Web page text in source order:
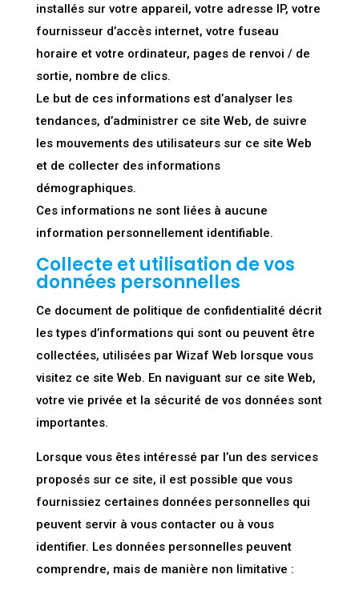
installés sur votre appareil, votre adresse IP, votre
fournisseur d’accès internet, votre fuseau
horaire et votre ordinateur, pages de renvoi / de
sortie, nombre de clics.
Le but de ces informations est d’analyser les
tendances, d’administrer ce site Web, de suivre
les mouvements des utilisateurs sur ce site Web
et de collecter des informations
démographiques.
Ces informations ne sont liées à aucune
information personnellement identifiable.
Collecte et utilisation de vos
données personnelles
Ce document de politique de confidentialité décrit
les types d’informations qui sont ou peuvent être
collectées, utilisées par Wizaf Web lorsque vous
visitez ce site Web. En naviguant sur ce site Web,
votre vie privée et la sécurité de vos données sont
importantes.
Lorsque vous êtes intéressé par l’un des services
proposés sur ce site, il est possible que vous
fournissiez certaines données personnelles qui
peuvent servir à vous contacter ou à vous
identifier. Les données personnelles peuvent
comprendre, mais de manière non limitative :